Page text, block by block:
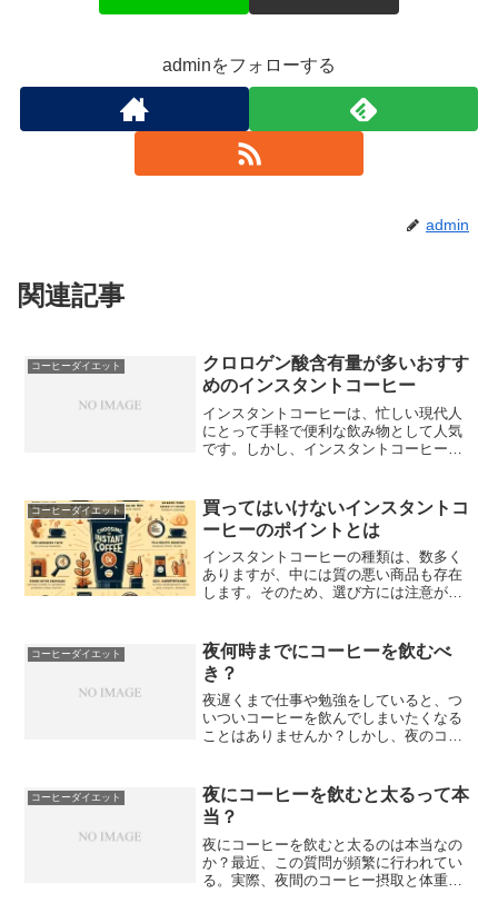
adminをフォローする
admin
関連記事
コーヒーダイエット
クロロゲン酸含有量が多いおすす
めのインスタントコーヒー
インスタントコーヒーは、忙しい現代人
にとって手軽で便利な飲み物として人気
です。しかし、インスタントコーヒーの
分の一つがクロロゲン酸です。クロロゲ
ン酸は抗酸化作用があり、...
コーヒーダイエット
買ってはいけないインスタントコ
ーヒーのポイントとは
インスタントコーヒーの種類は、数多く
ありますが、中には質の悪い商品も存在
します。そのため、選び方には注意が必
料や香料、保存料が含まれている場合、
健康に悪影響を及ぼす可能...
コーヒーダイエット
夜何時までにコーヒーを飲むべ
き？
夜遅くまで仕事や勉強をしていると、つ
いついコーヒーを飲んでしまいたくなる
ことはありませんか？しかし、夜のコー
ェインが睡眠に影響を与えるからです。
カフェインは中枢神経興奮作...
コーヒーダイエット
夜にコーヒーを飲むと太るって本
当？
夜にコーヒーを飲むと太るのは本当なの
か？最近、この質問が頻繁に行われてい
る。実際、夜間のコーヒー摂取と体重増